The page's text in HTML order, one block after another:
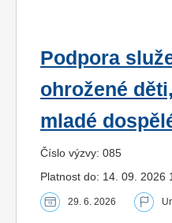
Podpora
ohrožené
mladé
Číslo výzvy: 085
Platnost do: 14. 09. 2026
29. 6. 2026